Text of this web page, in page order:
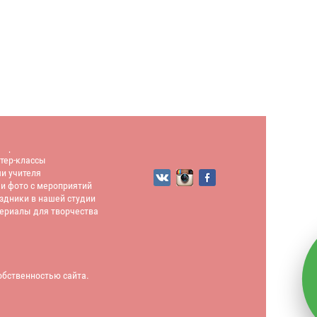
классы
учителя
фото с мероприятий
в нашей студии
для творчества
сайта.